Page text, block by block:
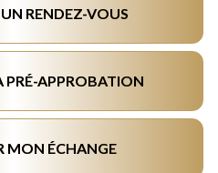
RENDEZ-VOUS
PRÉ-APPROBATION
MON ÉCHANGE